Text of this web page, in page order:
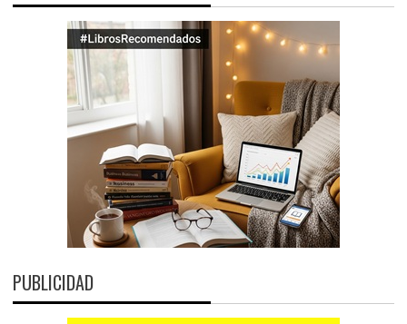
PUBLICIDAD